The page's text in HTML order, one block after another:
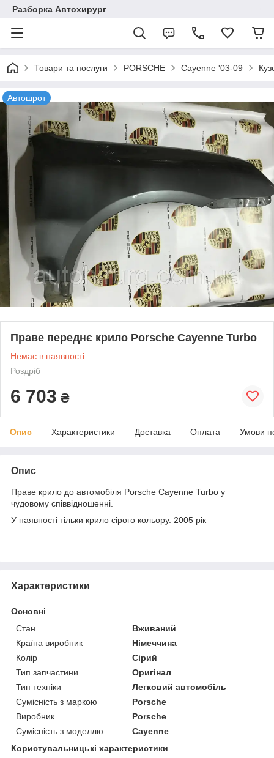
Разборка Автохирург
Товари та послуги PORSCHE Cayenne '03-09
Автошрот
Праве переднє крило Porsche Cayenne Turbo
Немає в наявності
Роздріб
6 703 ₴
Опис Характеристики Доставка Оплата Умови
Опис
Праве крило до автомобіля Porsche Cayenne Turbo у
чудовому співвідношенні.
У наявності тільки крило сірого кольору. 2005 рік
Характеристики
Основні
Стан
Вживаний
Країна виробник
Німеччина
Колір
Сірий
Тип запчастини
Оригінал
Тип техніки
Легковий автомобіль
Сумісність з маркою
Porsche
Виробник
Porsche
Сумісність з моделлю
Cayenne
Користувальницькі характеристики